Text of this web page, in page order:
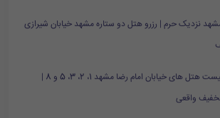
نزدیک حرم | رزرو هتل دو ستاره مشهد خیابان شیرازی
قیمت و شماره تلفن و لیست هتل های خیابان امام رضا مشهد 1، 2، 3، 5 و 8 |
واقعی